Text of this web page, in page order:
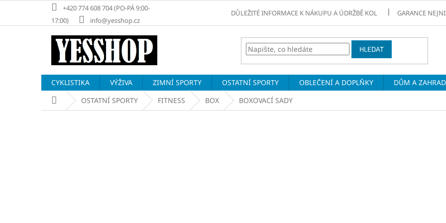
obsah
+420 774 608 704 (PO-PÁ 9:00-
17:00)
info@yesshop.cz
DŮLEŽITÉ INFORMACE K NÁKUPU A ÚDRŽBĚ KOL GARANCE
HLEDAT
CYKLISTIKA VÝŽIVA ZIMNÍ SPORTY OSTATNÍ SPORTY OBLEČENÍ A DOPLŇKY DŮM A
Domů OSTATNÍ SPORTY FITNESS BOX BOXOVACÍ SADY